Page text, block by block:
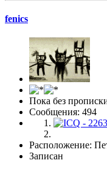
fenics
Пока без
Сообщения: 494
Расположение:
Записан